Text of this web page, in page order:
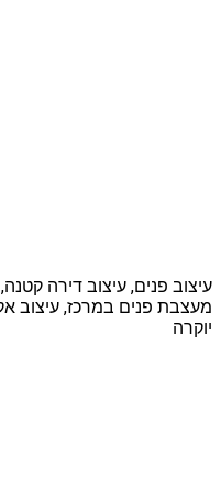
עיצוב פנים, עיצוב דירה
מעצבת פנים במרכז, עיצוב
יוקרה